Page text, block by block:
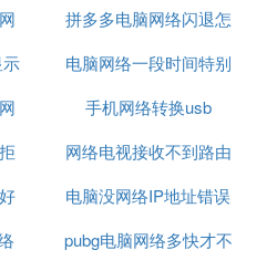
。在笔记本右下角，右键无
开网络和共享中心”。
，点击”无线网络连接
IP地址信息。
拼多多电脑网络闪退怎
么办
电脑网络一段时间特别
卡
手机网络转换usb
网络电视接收不到路由
器信号
电脑没网络IP地址错误
pubg电脑网络多快才不